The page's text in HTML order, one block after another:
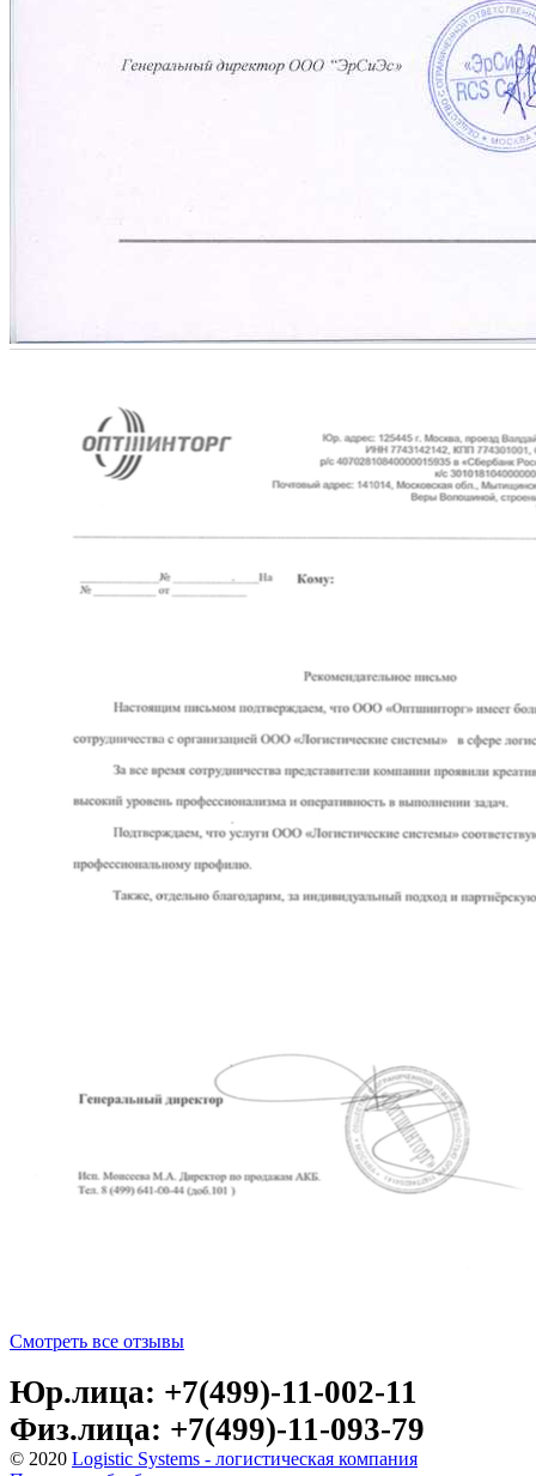
Смотреть все отзывы
Юр.лица: +7(499)-11-002-11
Физ.лица: +7(499)-11-093-79
© 2020 Logistic Systems - логистическая компания